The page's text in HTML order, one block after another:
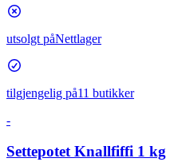
utsolgt påNettlager
tilgjengelig på11 butikker
-
Settepotet Knallfiffi 1 kg